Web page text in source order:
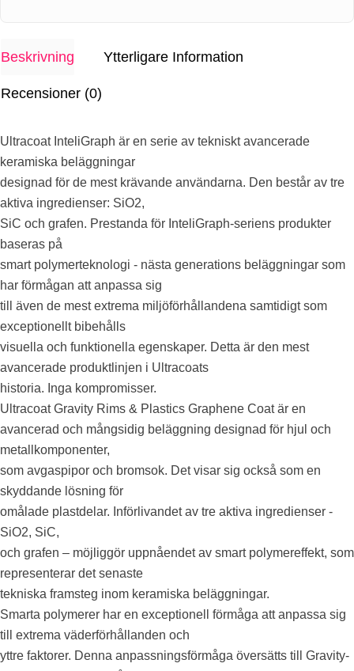
Coat
mängd
Beskrivning Ytterligare Information
Recensioner (0)
Ultracoat InteliGraph är en serie av tekniskt avancerade
keramiska beläggningar
designad för de mest krävande användarna. Den består av tre
aktiva ingredienser: SiO2,
SiC och grafen. Prestanda för InteliGraph-seriens produkter
baseras på
smart polymerteknologi - nästa generations beläggningar som
har förmågan att anpassa sig
till även de mest extrema miljöförhållandena samtidigt som
exceptionellt bibehålls
visuella och funktionella egenskaper. Detta är den mest
avancerade produktlinjen i Ultracoats
historia. Inga kompromisser.
Ultracoat Gravity Rims & Plastics Graphene Coat är en
avancerad och mångsidig beläggning designad för hjul och
metallkomponenter,
som avgaspipor och bromsok. Det visar sig också som en
skyddande lösning för
omålade plastdelar. Införlivandet av tre aktiva ingredienser -
SiO2, SiC,
och grafen – möjliggör uppnåendet av smart polymereffekt, som
representerar det senaste
tekniska framsteg inom keramiska beläggningar.
Smarta polymerer har en exceptionell förmåga att anpassa sig
till extrema väderförhållanden och
yttre faktorer. Denna anpassningsförmåga översätts till Gravity-